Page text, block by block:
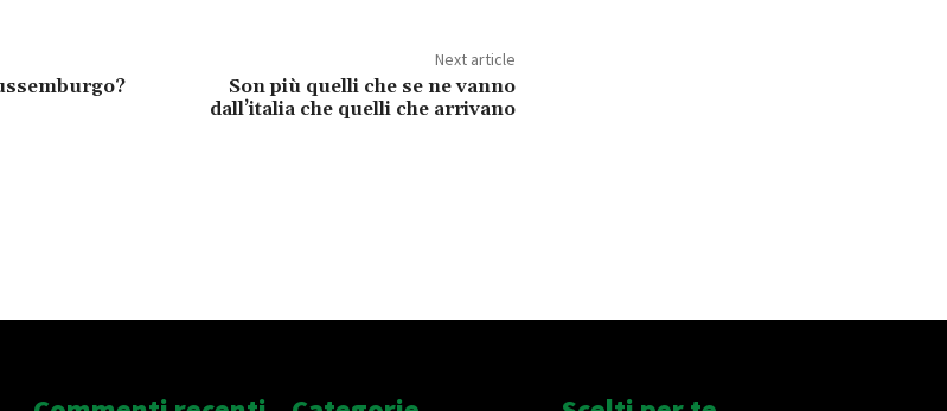
Next article
Son più quelli che se ne vanno
dall’italia che quelli che arrivano